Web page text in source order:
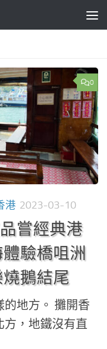
0
港 2023-03-10
嘗經典港
驗橋咀洲
鵝結尾
地方。 攤開香
方，地鐵沒有直